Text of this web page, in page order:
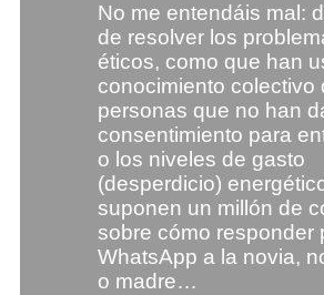
No me entendáis mal:
de resolver los
éticos, como que han
conocimiento colectivo
personas que no han
consentimiento para
o los niveles de gasto
(desperdicio)
suponen un millón de
sobre cómo responder
WhatsApp a la novia,
o madre…